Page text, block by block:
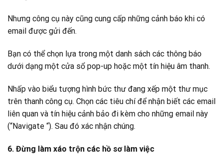
Nhưng công cụ này cũng cung cấp những cảnh báo khi có
email được gửi đến.
Bạn có thể chọn lựa trong một danh sách các thông báo
dưới dạng một cửa sổ pop-up hoặc một tín hiệu âm thanh.
Nhấp vào biểu tượng hình bức thư đang xếp một thư mục
trên thanh công cụ. Chọn các tiêu chí để nhận biết các email
liên quan và tín hiệu cảnh bảo đi kèm cho những email này
(“Navigate “). Sau đó xác nhận chúng.
6. Đừng làm xáo trộn các hồ sơ làm việc